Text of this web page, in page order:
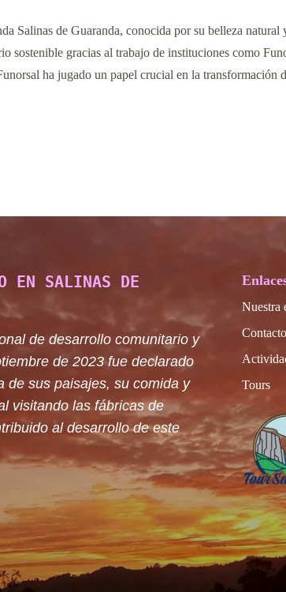
Salinas de Guaranda, conocida por su belleza natural
sostenible gracias al trabajo de instituciones como
ha jugado un papel crucial en la transformación
EN SALINAS DE
de desarrollo comunitario y
de 2023 fue declarado
de sus paisajes, su comida y
visitando las fábricas de
al desarrollo de este
Nuestra
Contacto
Tours